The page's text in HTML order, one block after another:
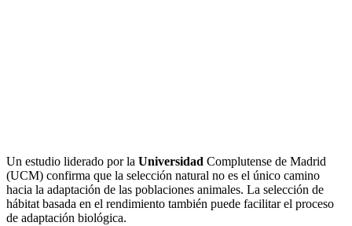
Un estudio liderado por la Universidad Complutense de Madrid
(UCM) confirma que la selección natural no es el único camino
hacia la adaptación de las poblaciones animales. La selección de
hábitat basada en el rendimiento también puede facilitar el proceso
de adaptación biológica.